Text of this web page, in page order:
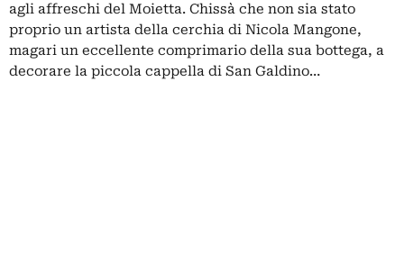
agli affreschi del Moietta. Chissà che non sia stato
proprio un artista della cerchia di Nicola Mangone,
magari un eccellente comprimario della sua bottega, a
decorare la piccola cappella di San Galdino…